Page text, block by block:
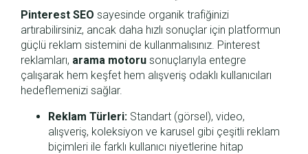
Pinterest SEO sayesinde organik trafiğinizi
artırabilirsiniz, ancak daha hızlı sonuçlar için platformun
güçlü reklam sistemini de kullanmalısınız. Pinterest
reklamları, arama motoru sonuçlarıyla entegre
çalışarak hem keşfet hem alışveriş odaklı kullanıcıları
hedeflemenizi sağlar.
Reklam Türleri: Standart (görsel), video,
alışveriş, koleksiyon ve karusel gibi çeşitli reklam
biçimleri ile farklı kullanıcı niyetlerine hitap